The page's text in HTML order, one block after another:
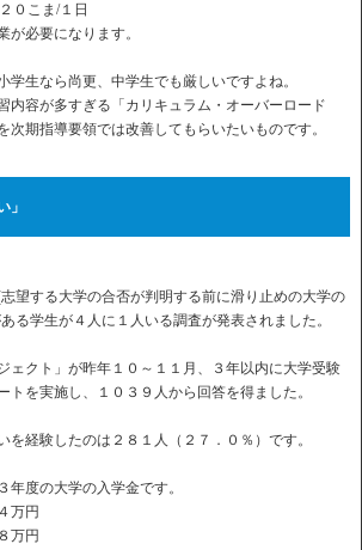
０こま/１日
が必要になります。
学生なら尚更、中学生でも厳しいですよね。
内容が多すぎる「カリキュラム・オーバーロード
次期指導要領では改善してもらいたいものです。
」
望する大学の合否が判明する前に滑り止めの大学の
る学生が４人に１人いる調査が発表されました。
ェクト」が昨年１０～１１月、３年以内に大学受験
トを実施し、１０３９人から回答を得ました。
を経験したのは２８１人（２７．０％）です。
年度の大学の入学金です。
万円
万円